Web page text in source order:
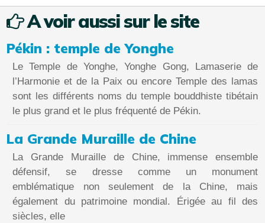
A voir aussi sur le site
Pékin : temple de Yonghe
Le Temple de Yonghe, Yonghe Gong, Lamaserie de
l’Harmonie et de la Paix ou encore Temple des lamas
sont les différents noms du temple bouddhiste tibétain
le plus grand et le plus fréquenté de Pékin.
La Grande Muraille de Chine
La Grande Muraille de Chine, immense ensemble
défensif, se dresse comme un monument
emblématique non seulement de la Chine, mais
également du patrimoine mondial. Érigée au fil des
siècles, elle